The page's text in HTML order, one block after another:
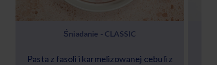
Śniadanie - CLASSIC
Pasta z fasoli i karmelizowanej cebuli z